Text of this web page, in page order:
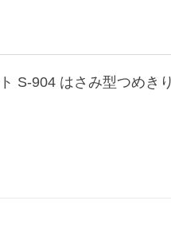
S-904 はさみ型つめき